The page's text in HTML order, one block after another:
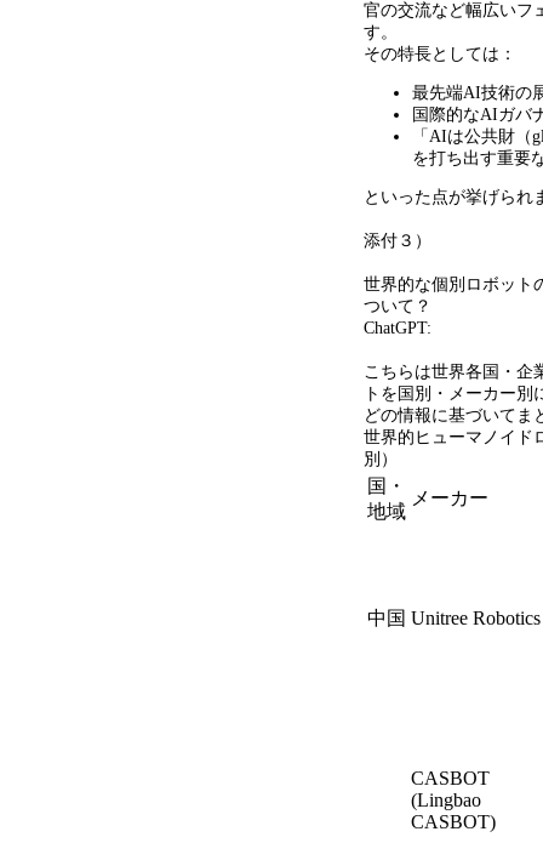
官の交流など幅広いフ
す。
その特長としては：
最先端AI技術の
国際的なAIガバ
「 AIは公共財（
を打ち出す重要
といった点が挙げられ
添付３）
世界的な個別ロボット
ついて？
ChatGPT:
こちらは世界各国・企
トを国別・メーカー
どの情報に基づいてま
世界的ヒューマノイド
別）
国・
地域
メーカー
中国 Unitree Robotics
CASBOT
(Lingbao
CASBOT)